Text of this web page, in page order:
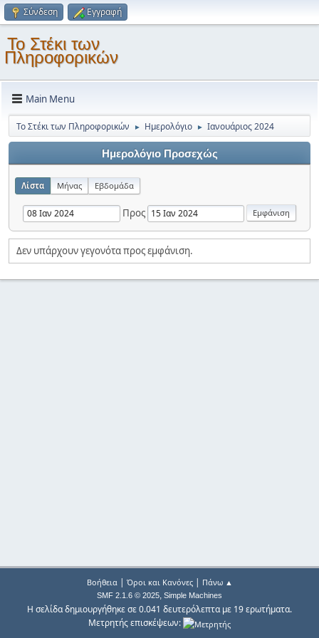
Σύνδεση Εγγραφή
Το Στέκι των
Πληροφορικών
Main Menu
Το Στέκι των Πληροφορικών ► Ημερολόγιο ► Ιανουάριος 2024
Ημερολόγιο Προσεχώς
Λίστα Μήνας Εβδομάδα
Προς
Δεν υπάρχουν γεγονότα προς εμφάνιση.
Βοήθεια| Όροι και Κανόνες| Πάνω ▲
SMF 2.1.6 © 2025, Simple Machines
Η σελίδα δημιουργήθηκε σε 0.041 δευτερόλεπτα με 19 ερωτήματα.
Μετρητής επισκέψεων: